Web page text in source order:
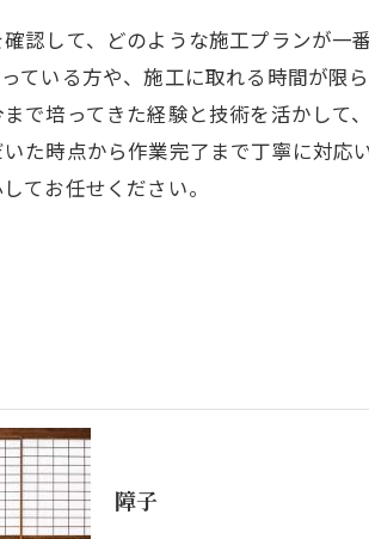
認して、どのような施工プランが一
ている方や、施工に取れる時間が限
で培ってきた経験と技術を活かして
た時点から作業完了まで丁寧に対応
てお任せください。
障子